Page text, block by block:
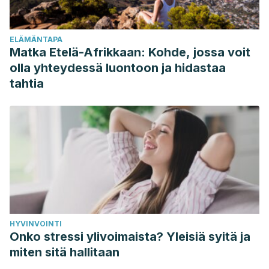
(2007). Distorsiones cognitivas en personas con
dependencia emocional.Informes psicológicos,9, 55-69.
ELÄMÄNTAPA
Matka Etelä-Afrikkaan: Kohde, jossa voit
olla yhteydessä luontoon ja hidastaa
tahtia
HYVINVOINTI
Onko stressi ylivoimaista? Yleisiä syitä ja
miten sitä hallitaan